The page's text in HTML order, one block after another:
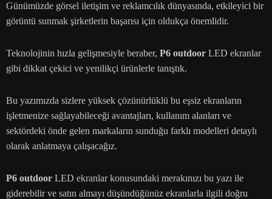
Günümüzde görsel iletişim ve reklamcılık dünyasında, etkileyici bir
görüntü sunmak şirketlerin başarısı için oldukça önemlidir.
Teknolojinin hızla gelişmesiyle beraber, P6 outdoor LED ekranlar
gibi dikkat çekici ve yenilikçi ürünlerle tanıştık.
Bu yazımızda sizlere yüksek çözünürlüklü bu eşsiz ekranların
işletmenize sağlayabileceği avantajları, kullanım alanları ve
sektördeki önde gelen markaların sunduğu farklı modelleri detaylı
olarak anlatmaya çalışacağız.
P6 outdoor LED ekranlar konusundaki merakınızı bu yazı ile
giderebilir ve satın almayı düşündüğünüz ekranlarla ilgili doğru